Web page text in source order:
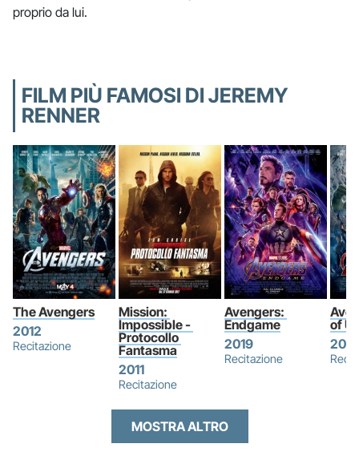
proprio da lui.
FILM PIÙ FAMOSI DI JEREMY
RENNER
The Avengers
2012
Recitazione
Mission:
Impossible -
Protocollo
Fantasma
2011
Recitazione
Avengers:
Endgame
2019
Recitazione
of
2015
MOSTRA ALTRO